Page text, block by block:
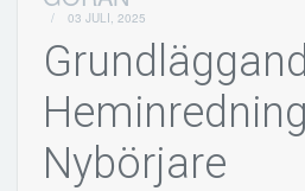
/ 03 JULI, 2025
Nybörjare